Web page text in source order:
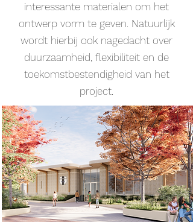
interessante materialen om het
ontwerp vorm te geven. Natuurlijk
wordt hierbij ook nagedacht over
duurzaamheid, flexibiliteit en de
toekomstbestendigheid van het
project.